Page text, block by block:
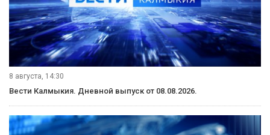
8 августа, 14:30
Вести Калмыкия. Дневной выпуск от 08.08.2026.